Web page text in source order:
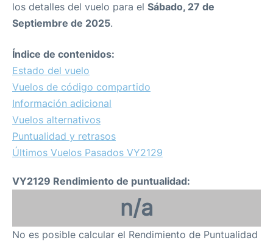
los detalles del vuelo para el Sábado, 27 de
Septiembre de 2025.
Índice de contenidos:
Estado del vuelo
Vuelos de código compartido
Información adicional
Vuelos alternativos
Puntualidad y retrasos
Últimos Vuelos Pasados VY2129
VY2129 Rendimiento de puntualidad:
n/a
No es posible calcular el Rendimiento de Puntualidad